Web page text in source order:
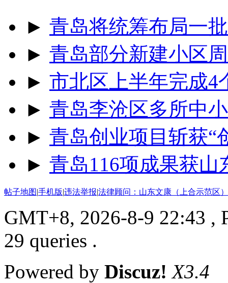
► 青岛将统筹布局一
► 青岛部分新建小区
► 市北区上半年完成4
► 青岛李沧区多所中
► 青岛创业项目斩获“
► 青岛116项成果获
帖子地图|手机版|违法举报|法律顾问：山东文康（上合示范区
GMT+8, 2026-8-9 22:43 ,
29 queries .
Powered by Discuz! X3.4